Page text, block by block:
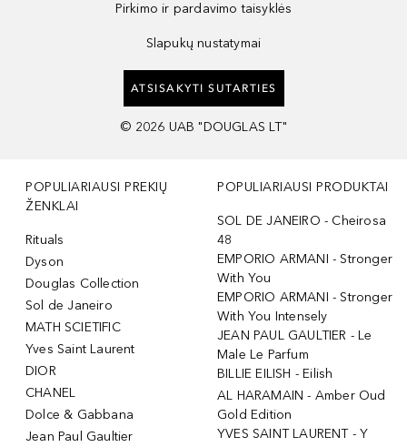
Pirkimo ir pardavimo taisyklės
Slapukų nustatymai
ATSISAKYTI SUTARTIES
© 2026 UAB "DOUGLAS LT"
POPULIARIAUSI PREKIŲ
ŽENKLAI
Rituals
Dyson
Douglas Collection
Sol de Janeiro
MATH SCIETIFIC
Yves Saint Laurent
DIOR
CHANEL
Dolce & Gabbana
Jean Paul Gaultier
POPULIARIAUSI PRODUKTAI
SOL DE JANEIRO - Cheirosa
48
EMPORIO ARMANI - Stronger
With You
EMPORIO ARMANI - Stronger
With You Intensely
JEAN PAUL GAULTIER - Le
Male Le Parfum
BILLIE EILISH - Eilish
AL HARAMAIN - Amber Oud
Gold Edition
YVES SAINT LAURENT - Y